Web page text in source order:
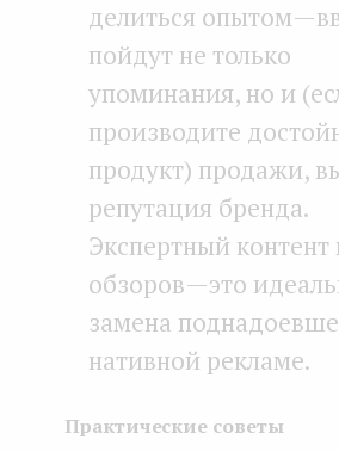
делиться опытом —
пойдут не только
упоминания, но и
производите
продукт) продажи,
репутация бренда.
Экспертный контент
обзоров — это
замена
нативной рекламе.
Практические советы